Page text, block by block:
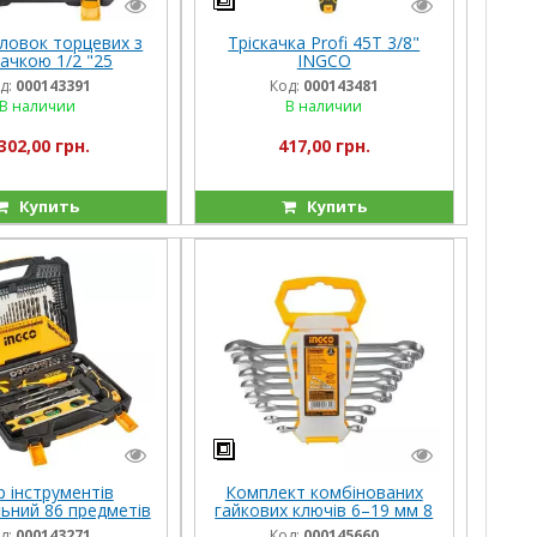
торцевих з
1/2 "25
INGCO
000143391
В наличии
грн.
Купить
Тріскачка Profi 45T 3/8"
INGCO
Код: 000143481
В наличии
417,00 грн.
Купить
інструментів
86 предметів
INGCO
Комплект комбінованих
гайкових ключів 6–19 мм 8
шт. INGCO INDUSTRIAL